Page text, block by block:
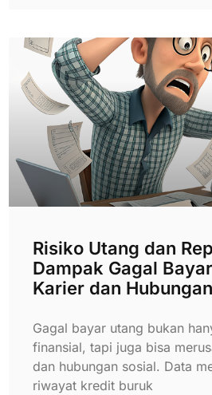
Risiko Utang dan
Dampak Gagal
Karier dan
Gagal bayar utang bukan
finansial, tapi juga bisa
dan hubungan sosial. Data
riwayat kredit buruk